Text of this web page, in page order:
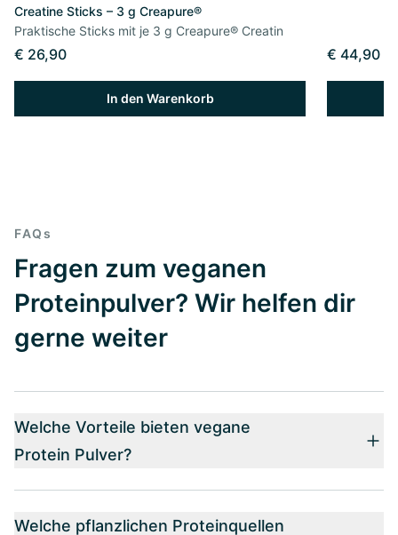
Creatine Sticks – 3 g Creapure®
Praktische Sticks mit je 3 g Creapure® Creatin
€ 26,90
In den Warenkorb
€ 44,90
FAQs
Fragen zum veganen
Proteinpulver? Wir helfen dir
gerne weiter
Welche Vorteile bieten vegane
Protein Pulver?
Welche pflanzlichen Proteinquellen